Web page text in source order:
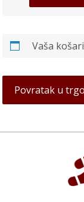
Vaša
Povratak u